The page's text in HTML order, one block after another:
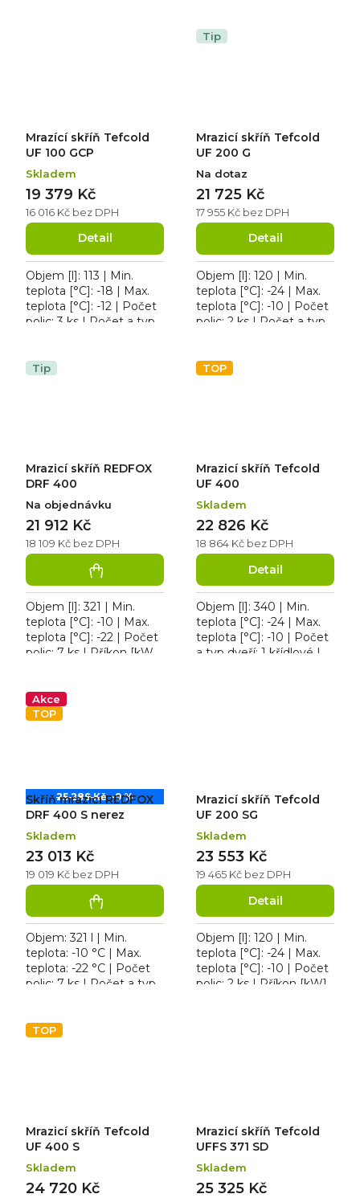
roční...
Mrazící skříň Tefcold
UF 100 GCP
Skladem
16 016 Kč bez DPH
19 379 Kč
Detail
Objem [l]: 113 | Min.
teplota [°C]: -18 | Max.
teplota [°C]: -12 | Počet
polic: 3 ks | Počet a typ
GCP,...
Tip
Mrazicí skříň Tefcold
UF 200 G
Na dotaz
17 955 Kč bez DPH
21 725 Kč
Detail
Objem [l]: 120 | Min.
teplota [°C]: -24 | Max.
teplota [°C]: -10 | Počet
polic: 2 ks | Počet a typ
Tip
Mrazicí skříň REDFOX
DRF 400
Na objednávku
18 109 Kč bez DPH
21 912 Kč
Objem [l]: 321 | Min.
teplota [°C]: -10 | Max.
teplota [°C]: -22 | Počet
polic: 7 ks | Příkon [kW]:
roční spotřeba...
TOP
Mrazicí skříň Tefcold
UF 400
Skladem
18 864 Kč bez DPH
22 826 Kč
Detail
Objem [l]: 340 | Min.
teplota [°C]: -24 | Max.
teplota [°C]: -10 | Počet
a typ dveří: 1 křídlové |
Akce
TOP
25 289 Kč –9 %
Skříň mrazicí REDFOX
DRF 400 S nerez
Skladem
19 019 Kč bez DPH
23 013 Kč
Objem: 321 l | Min.
teplota: -10 °C | Max.
teplota: -22 °C | Počet
polic: 7 ks | Počet a typ
400 S nerez, roční...
Mrazicí skříň Tefcold
UF 200 SG
Skladem
19 465 Kč bez DPH
23 553 Kč
Detail
Objem [l]: 120 | Min.
teplota [°C]: -24 | Max.
teplota [°C]: -10 | Počet
polic: 2 ks | Příkon [kW]:
TOP
Mrazicí skříň Tefcold
UF 400 S
Skladem
24 720 Kč
Mrazicí skříň Tefcold
UFFS 371 SD
Skladem
25 325 Kč